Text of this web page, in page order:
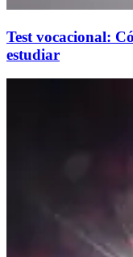
Test vocacional:
estudiar